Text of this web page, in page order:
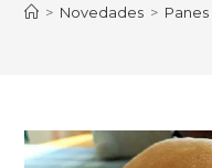
> Novedades > Panes